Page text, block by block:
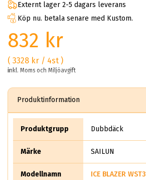
Externt lager 2-5 dagars leverans
Köp nu. betala senare med Kustom.
832 kr
( 3328 kr / 4st )
inkl. Moms och Miljöavgift
Produktinformation
Produktgrupp Dubbdäck
Märke SAILUN
Modellnamn ICE BLAZER WST3